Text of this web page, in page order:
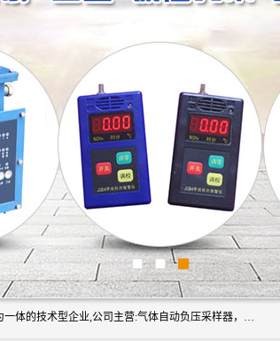
山东振达工矿设备有限公司是集科研开发、生产加工、电子商务为一体的技术型企业,公司主营:气体自动负压采样器，矿灯,光干涉甲烷测定器及其校验仪,甲烷报警仪及其校验装置,甲烷传感器校验装置,粉尘校验装置,煤尘爆炸校验装置,高压水表,三点测径规,圆型规,钢规磨耗仪,第四种检查器,内距尺,轮径尺,样板等铁路配件仪表,矿用设备等产品.